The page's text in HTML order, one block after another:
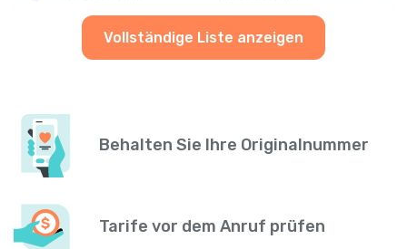
Vollständige Liste anzeigen
Behalten Sie Ihre Originalnummer
Tarife vor dem Anruf prüfen